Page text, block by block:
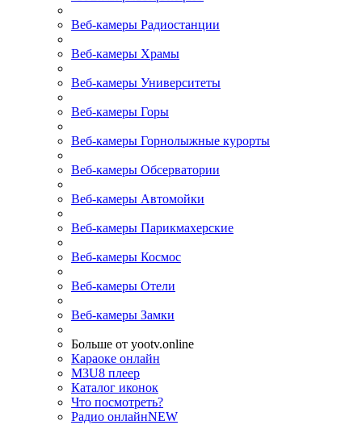
Веб-камеры Радиостанции
Веб-камеры Храмы
Веб-камеры Университеты
Веб-камеры Горы
Веб-камеры Горнолыжные курорты
Веб-камеры Обсерватории
Веб-камеры Автомойки
Веб-камеры Парикмахерские
Веб-камеры Космос
Веб-камеры Отели
Веб-камеры Замки
Больше от yootv.online
Караоке онлайн
M3U8 плеер
Каталог иконок
Что посмотреть?
Радио онлайнNEW